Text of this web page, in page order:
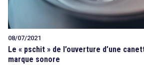
08/07/2021
Le « pschit » de l’ouverture d’une
marque sonore